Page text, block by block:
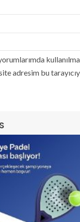
adresim bu